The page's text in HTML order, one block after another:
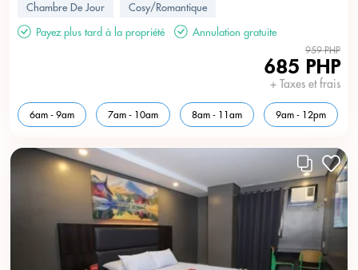
Chambre De Jour
Cosy/Romantique
Payez plus tard à la propriété
Annulation gratuite
959 PHP
685 PHP
+ Taxes et frais
6am - 9am 7am - 10am 8am - 11am 9am - 12pm